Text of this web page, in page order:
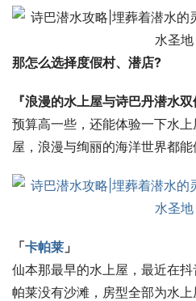
那怎么选择度假村、潜店?
『浪漫的水上屋与诗巴丹潜水双
预算高一些，还能体验一下水
屋，浪漫与绚丽的海洋世界都能
「卡帕莱 」
仙本那最早的水上屋，最近在
帕莱没有沙滩，房型全部为水